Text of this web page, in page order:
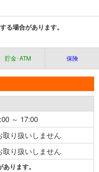
る場合があります。
貯金･ATM 保険
～ 17:00
取り扱いしません
取り扱いしません
ります。